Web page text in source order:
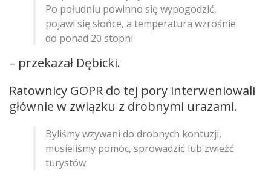
Po południu powinno się wypogodzić,
pojawi się słońce, a temperatura wzrośnie
do ponad 20 stopni
– przekazał Dębicki.
Ratownicy GOPR do tej pory interweniowali
głównie w związku z drobnymi urazami.
Byliśmy wzywani do drobnych kontuzji,
musieliśmy pomóc, sprowadzić lub zwieźć
turystów